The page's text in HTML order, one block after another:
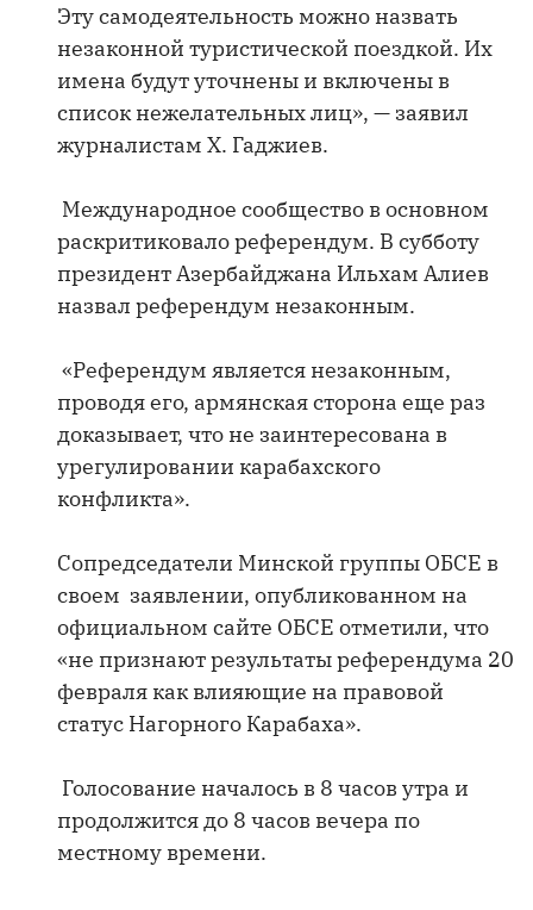
Эту самодеятельность можно назвать
незаконной туристической поездкой. Их
имена будут уточнены и включены в
список нежелательных лиц», — заявил
журналистам Х. Гаджиев.
Международное сообщество в основном
раскритиковало референдум. В субботу
президент Азербайджана Ильхам Алиев
назвал референдум незаконным.
«Референдум является незаконным,
проводя его, армянская сторона еще раз
доказывает, что не заинтересована в
урегулировании карабахского
конфликта».
Сопредседатели Минской группы ОБСЕ в
своем заявлении, опубликованном на
официальном сайте ОБСЕ отметили, что
«не признают результаты референдума 20
февраля как влияющие на правовой
статус Нагорного Карабаха».
Голосование началось в 8 часов утра и
продолжится до 8 часов вечера по
местному времени.